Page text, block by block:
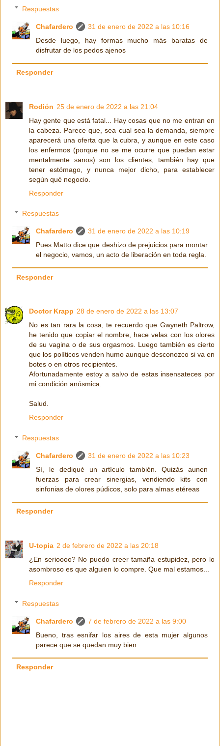
Respuestas
Chafardero
31 de enero de 2022 a las 10:16
Desde luego, hay formas mucho más baratas de
disfrutar de los pedos ajenos
Responder
Rodión 25 de enero de 2022 a las 21:04
Hay gente que está fatal... Hay cosas que no me entran en
la cabeza. Parece que, sea cual sea la demanda, siempre
aparecerá una oferta que la cubra, y aunque en este caso
los enfermos (porque no se me ocurre que puedan estar
mentalmente sanos) son los clientes, también hay que
tener estómago, y nunca mejor dicho, para establecer
según qué negocio.
Responder
Respuestas
Chafardero
31 de enero de 2022 a las 10:19
Pues Matto dice que deshizo de prejuicios para montar
el negocio, vamos, un acto de liberación en toda regla.
Responder
Doctor Krapp 28 de enero de 2022 a las 13:07
No es tan rara la cosa, te recuerdo que Gwyneth Paltrow,
he tenido que copiar el nombre, hace velas con los olores
de su vagina o de sus orgasmos. Luego también es cierto
que los políticos venden humo aunque desconozco si va en
botes o en otros recipientes.
Afortunadamente estoy a salvo de estas insensateces por
mi condición anósmica.
Salud.
Responder
Respuestas
Chafardero
31 de enero de 2022 a las 10:23
Sí, le dediqué un artículo también. Quizás aunen
fuerzas para crear sinergias, vendiendo kits con
sinfonias de olores púdicos, solo para almas etéreas
Responder
U-topia 2 de febrero de 2022 a las 20:18
¿En serioooo? No puedo creer tamaña estupidez, pero lo
asombroso es que alguien lo compre. Que mal estamos...
Responder
Respuestas
Chafardero
7 de febrero de 2022 a las 9:00
Bueno, tras esnifar los aires de esta mujer algunos
parece que se quedan muy bien
Responder